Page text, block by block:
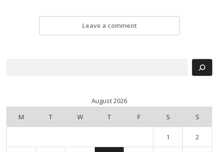
Leave a comment
August 2026
M
T W T F S S
1 2